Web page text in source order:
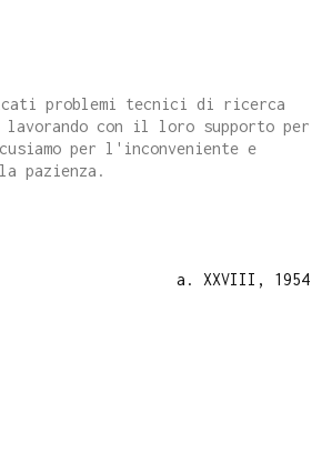
problemi tecnici di ricerca
lavorando con il loro supporto per
per l'inconveniente e
pazienza.
a. XXVIII, 1954